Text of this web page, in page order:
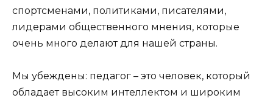
спортсменами, политиками, писателями,
лидерами общественного мнения, которые
очень много делают для нашей страны.
Мы убеждены: педагог – это человек, который
обладает высоким интеллектом и широким